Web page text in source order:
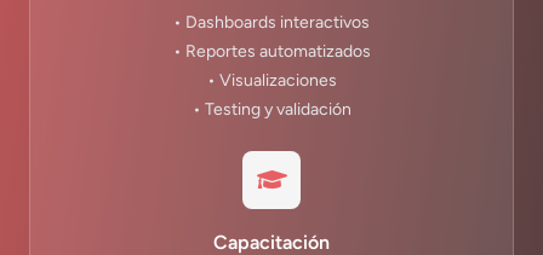
• Dashboards interactivos
• Reportes automatizados
• Visualizaciones
• Testing y validación
Capacitación